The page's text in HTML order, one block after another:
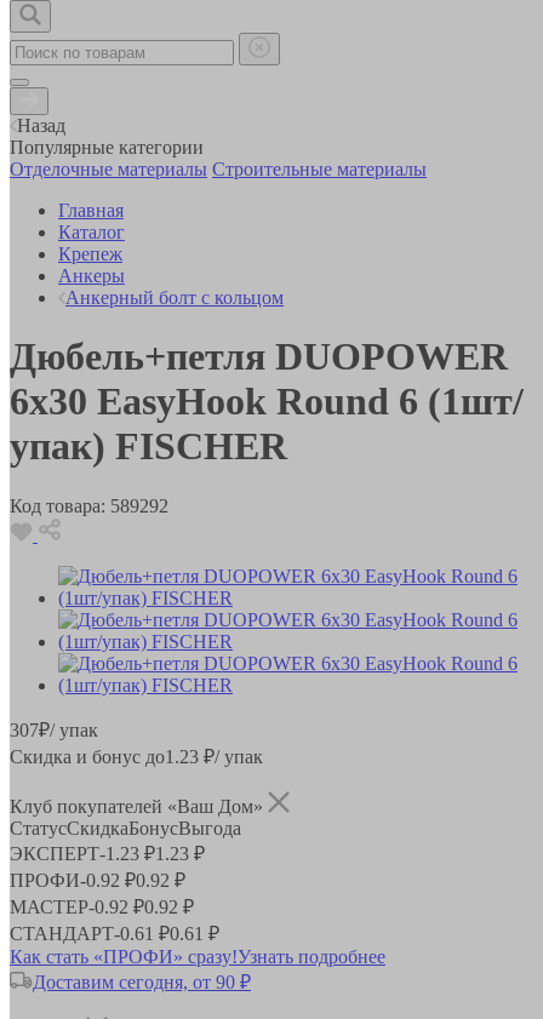
Назад
Популярные категории
Отделочные материалы Строительные материалы
Главная
Каталог
Крепеж
Анкеры
Анкерный болт с кольцом
Дюбель+петля DUOPOWER
6x30 EasyHook Round 6 (1шт/
упак) FISCHER
Код товара: 589292
307₽/ упак
Скидка и бонус до1.23 ₽/ упак
Клуб покупателей «Ваш Дом»
СтатусСкидкаБонусВыгода
ЭКСПЕРТ-1.23 ₽1.23 ₽
ПРОФИ-0.92 ₽0.92 ₽
МАСТЕР-0.92 ₽0.92 ₽
СТАНДАРТ-0.61 ₽0.61 ₽
Как стать «ПРОФИ» сразу!Узнать подробнее
Доставим сегодня, от 90 ₽